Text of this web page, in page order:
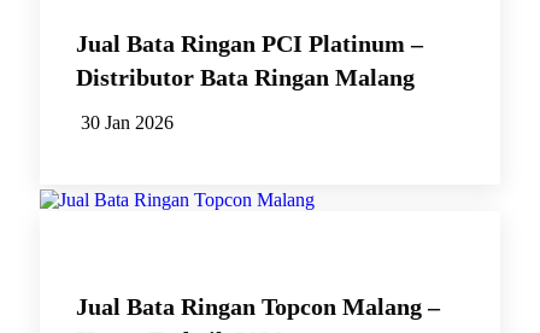
Jual Bata Ringan PCI Platinum –
Distributor Bata Ringan Malang
30 Jan 2026
Jual Bata Ringan Topcon Malang –